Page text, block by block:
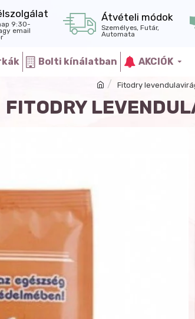
9:30-
email
Átvételi módok
Személyes, Futár,
Automata
Bolti kínálatban AKCIÓK
Fitodry
FITODRY